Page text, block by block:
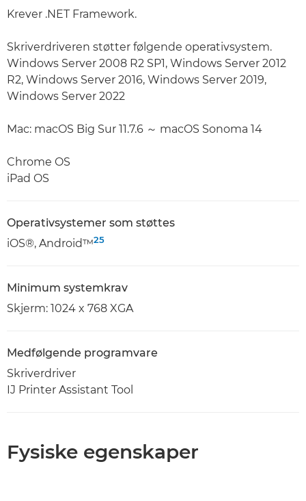
Krever .NET Framework.
Skriverdriveren støtter følgende operativsystem.
Windows Server 2008 R2 SP1, Windows Server 2012
R2, Windows Server 2016, Windows Server 2019,
Windows Server 2022
Mac: macOS Big Sur 11.7.6 ～ macOS Sonoma 14
Chrome OS
iPad OS
Operativsystemer som støttes
iOS®, Android™25
Minimum systemkrav
Skjerm: 1024 x 768 XGA
Medfølgende programvare
Skriverdriver
IJ Printer Assistant Tool
Fysiske egenskaper